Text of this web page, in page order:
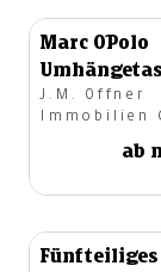
Marc O´Polo
J.M. Offner
Immobilien
ab
Fünfteiliges